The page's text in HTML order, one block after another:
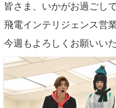
皆さま、いかがお過ごし
飛電インテリジェンス営
今週もよろしくお願いい